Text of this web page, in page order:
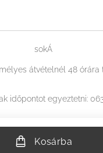
Kosárba
sokÁ
átvételnél 48 órára
időpontot egyeztetni: